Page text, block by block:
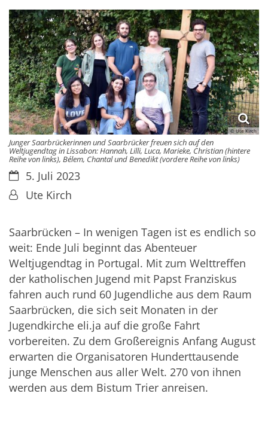
© Ute Kirch
Junger Saarbrückerinnen und Saarbrücker freuen sich auf den
Weltjugendtag in Lissabon: Hannah, Lilli, Luca, Marieke, Christian (hintere
Reihe von links), Bélem, Chantal und Benedikt (vordere Reihe von links)
Datum:5. Juli 2023
Von:Ute Kirch
Saarbrücken – In wenigen Tagen ist es endlich so
weit: Ende Juli beginnt das Abenteuer
Weltjugendtag in Portugal. Mit zum Welttreffen
der katholischen Jugend mit Papst Franziskus
fahren auch rund 60 Jugendliche aus dem Raum
Saarbrücken, die sich seit Monaten in der
Jugendkirche eli.ja auf die große Fahrt
vorbereiten. Zu dem Großereignis Anfang August
erwarten die Organisatoren Hunderttausende
junge Menschen aus aller Welt. 270 von ihnen
werden aus dem Bistum Trier anreisen.